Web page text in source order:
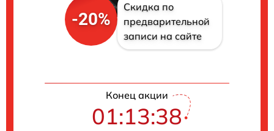
-20%
Скидка по
предварительной
записи на сайте
Конец акции
01:13:37